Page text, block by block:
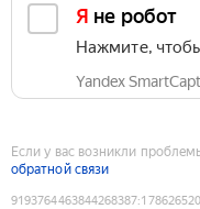
Я не робот
Нажмите,
Yandex
Если у вас возникли
обратной связи
9193764463844268387: